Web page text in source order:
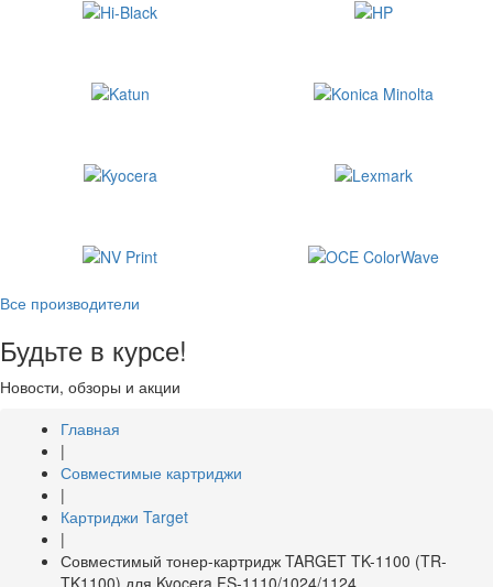
Все производители
Будьте в курсе!
Новости, обзоры и акции
Главная
|
Совместимые картриджи
|
Картриджи Target
|
Совместимый тонер-картридж TARGET TK-1100 (TR-
TK1100) для Kyocera FS-1110/1024/1124